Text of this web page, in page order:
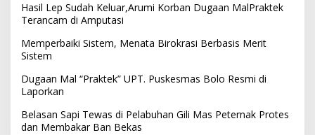
Hasil Lep Sudah Keluar,Arumi Korban Dugaan MalPraktek
Terancam di Amputasi
Memperbaiki Sistem, Menata Birokrasi Berbasis Merit
Sistem
Dugaan Mal “Praktek” UPT. Puskesmas Bolo Resmi di
Laporkan
Belasan Sapi Tewas di Pelabuhan Gili Mas Peternak Protes
dan Membakar Ban Bekas